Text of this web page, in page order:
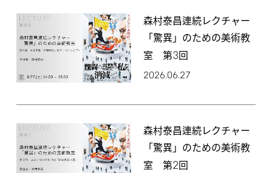
森村泰昌連続レクチャー
「驚異」のための美術教
室 第3回
2026.06.27
森村泰昌連続レクチャー
「驚異」のための美術教
室 第2 回